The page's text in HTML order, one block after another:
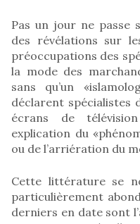
Pas un jour ne passe
des révélations sur
préoccupations des
la mode des
sans qu’un
déclarent spécialistes
écrans de
explication du
ou de l’arriération du
Cette littérature se
particulièrement
derniers en date sont